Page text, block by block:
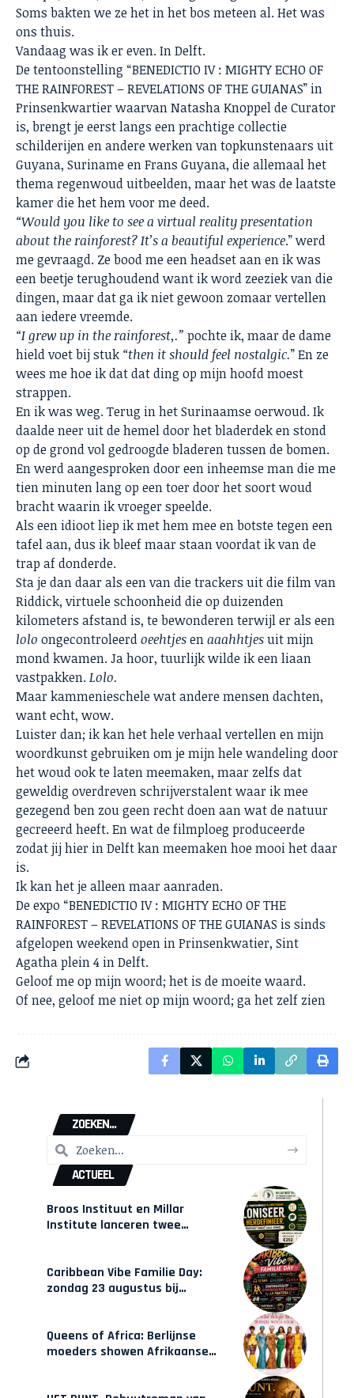
Soms bakten we ze het in het bos meteen al. Het was
ons thuis.
Vandaag was ik er even. In Delft.
De tentoonstelling “BENEDICTIO IV : MIGHTY ECHO OF
THE RAINFOREST – REVELATIONS OF THE GUIANAS” in
Prinsenkwartier waarvanNatasha Knoppelde Curator
is, brengt je eerst langs een prachtige collectie
schilderijen en andere werken van topkunstenaars uit
Guyana, Suriname en Frans Guyana, die allemaal het
thema regenwoud uitbeelden, maar het was de laatste
kamer die het hem voor me deed.
“Would you like to see a virtual reality presentation
about the rainforest? It’s a beautiful experience.” werd
me gevraagd. Ze bood me een headset aan en ik was
een beetje terughoudend want ik word zeeziek van die
dingen, maar dat ga ik niet gewoon zomaar vertellen
aan iedere vreemde.
“I grew up in the rainforest,.” pochte ik, maar de dame
hield voet bij stuk “then it should feel nostalgic.” En ze
wees me hoe ik dat dat ding op mijn hoofd moest
strappen.
En ik was weg. Terug in het Surinaamse oerwoud. Ik
daalde neer uit de hemel door het bladerdek en stond
op de grond vol gedroogde bladeren tussen de bomen.
En werd aangesproken door een inheemse man die me
tien minuten lang op een toer door het soort woud
bracht waarin ik vroeger speelde.
Als een idioot liep ik met hem mee en botste tegen een
tafel aan, dus ik bleef maar staan voordat ik van de
trap af donderde.
Sta je dan daar als een van die trackers uit die film van
Riddick, virtuele schoonheid die op duizenden
kilometers afstand is, te bewonderen terwijl er als een
lolo ongecontroleerdoeehtjesenaaahhtjesuit mijn
mond kwamen. Ja hoor, tuurlijk wilde ik een liaan
vastpakken.Lolo.
Maar kammenieschele wat andere mensen dachten,
want echt, wow.
Luister dan; ik kan het hele verhaal vertellen en mijn
woordkunst gebruiken om je mijn hele wandeling door
het woud ook te laten meemaken, maar zelfs dat
geweldig overdreven schrijverstalent waar ik mee
gezegend ben zou geen recht doen aan wat de natuur
gecreeerd heeft. En wat de filmploeg produceerde
zodat jij hier in Delft kan meemaken hoe mooi het daar
is.
Ik kan het je alleen maar aanraden.
De expo “BENEDICTIO IV : MIGHTY ECHO OF THE
RAINFOREST – REVELATIONS OF THE GUIANAS is sinds
afgelopen weekend open in Prinsenkwatier, Sint
Agatha plein 4 in Delft.
Geloof me op mijn woord; het is de moeite waard.
Of nee, geloof me niet op mijn woord; ga het zelf zien
ZOEKEN...
ACTUEEL
Broos Instituut en Millar
Institute lanceren twee
Caribbean Vibe Familie Day:
zondag 23 augustus bij
Queens of Africa: Berlijnse
moeders showen Afrikaanse